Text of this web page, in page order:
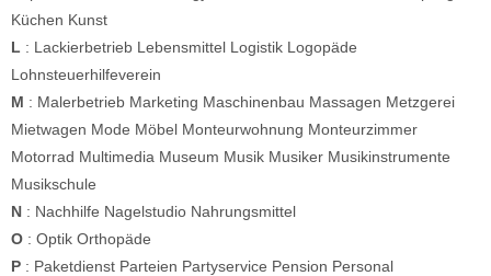
Küchen Kunst
L : Lackierbetrieb Lebensmittel Logistik Logopäde
Lohnsteuerhilfeverein
M : Malerbetrieb Marketing Maschinenbau Massagen Metzgerei
Mietwagen Mode Möbel Monteurwohnung Monteurzimmer
Motorrad Multimedia Museum Musik Musiker Musikinstrumente
Musikschule
N : Nachhilfe Nagelstudio Nahrungsmittel
O : Optik Orthopäde
P : Paketdienst Parteien Partyservice Pension Personal